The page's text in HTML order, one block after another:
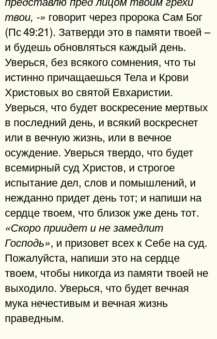
твои, -» говорит через пророка Сам Бог
(Пс 49:21). Затверди это в памяти твоей –
и будешь обновляться каждый день.
Уверься, без всякого сомнения, что ты
истинно причащаешься Тела и Крови
Христовых во святой Евхаристии.
Уверься, что будет воскресение мертвых
в последний день, и всякий воскреснет
или в вечную жизнь, или в вечное
осуждение. Уверься твердо, что будет
всемирный суд Христов, и строгое
испытание дел, слов и помышлений, и
нежданно придет день тот; и напиши на
сердце твоем, что близок уже день тот.
«Скоро приидет и не замедлит
Господь», и призовет всех к Себе на суд.
Пожалуйста, напиши это на сердце
твоем, чтобы никогда из памяти твоей не
выходило. Уверься, что будет вечная
мука нечестивым и вечная жизнь
праведным.